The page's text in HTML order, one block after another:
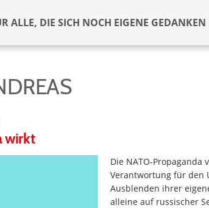
ALLE, DIE SICH NOCH EIGENE
wirkt
Die NATO-Propaganda
Verantwortung für den
Ausblenden ihrer
alleine auf russischer